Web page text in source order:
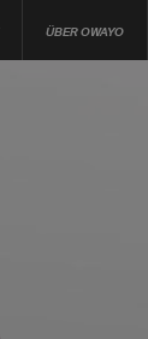
ÜBER OWAYO